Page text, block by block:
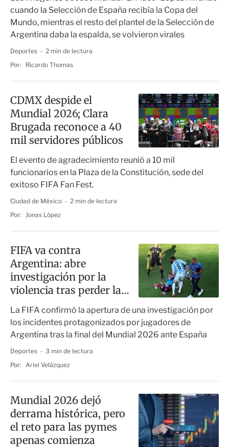
cuando la Selección de España recibía la Copa del
Mundo, mientras el resto del plantel de la Selección de
Argentina daba la espalda, se volvieron virales
Deportes
2 min de lectura
Por:
Ricardo Thomas
CDMX despide el
Mundial 2026; Clara
Brugada reconoce a 40
mil servidores públicos
El evento de agradecimiento reunió a 10 mil
funcionarios en la Plaza de la Constitución, sede del
exitoso FIFA Fan Fest.
Ciudad de México
2 min de lectura
Por:
Jonas López
FIFA va contra
Argentina: abre
investigación por la
violencia tras perder la
La FIFA confirmó la apertura de una investigación por
los incidentes protagonizados por jugadores de
Argentina tras la final del Mundial 2026 ante España
Deportes
3 min de lectura
Por:
Ariel Velázquez
Mundial 2026 dejó
derrama histórica, pero
el reto para las pymes
apenas comienza